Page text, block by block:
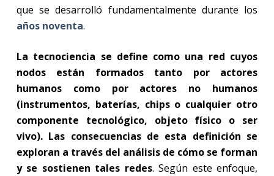
que se desarrolló fundamentalmente durante los
años noventa.
La tecnociencia se define como una red cuyos
nodos están formados tanto por actores
humanos como por actores no humanos
(instrumentos, baterías, chips o cualquier otro
componente tecnológico, objeto físico o ser
vivo). Las consecuencias de esta definición se
exploran a través del análisis de cómo se forman
y se sostienen tales redes. Según este enfoque,